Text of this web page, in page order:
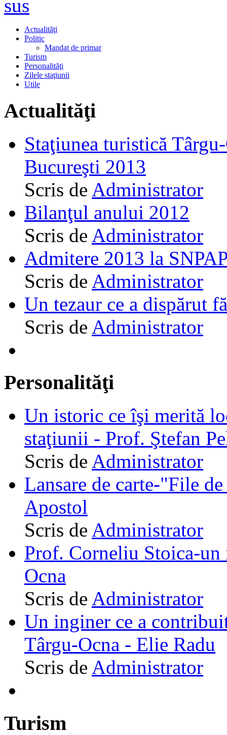
sus
Actualităţi
Politic
Mandat de primar
Turism
Personalităţi
Zilele staţiunii
Utile
Actualităţi
Staţiunea turistică
Bucureşti 2013
Scris de Administrator
Bilanţul anului 2012
Scris de Administrator
Admitere 2013 la
Scris de Administrator
Un tezaur ce a dispărut
Scris de Administrator
Personalităţi
Un istoric ce îşi merită
staţiunii - Prof. Ştefan
Scris de Administrator
Lansare de carte-"File
Apostol
Scris de Administrator
Prof. Corneliu Stoica-
Ocna
Scris de Administrator
Un inginer ce a
Târgu-Ocna - Elie Radu
Scris de Administrator
Turism